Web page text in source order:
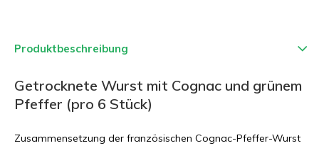
Produktbeschreibung
Getrocknete Wurst mit Cognac und grünem
Pfeffer (pro 6 Stück)
Zusammensetzung der französischen Cognac-Pfeffer-Wurst